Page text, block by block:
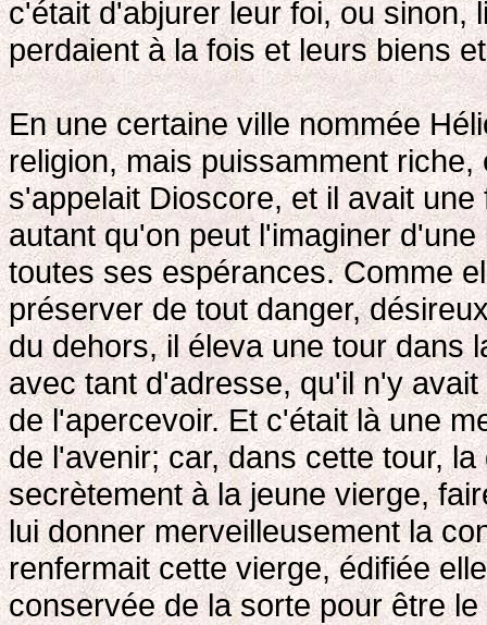
c'était d'abjurer leur foi, ou sinon,
perdaient à la fois et leurs biens
En une certaine ville nommée
religion, mais puissamment
s'appelait Dioscore, et il avait
autant qu'on peut l'imaginer
toutes ses espérances. Comme
préserver de tout danger,
du dehors, il éleva une tour dans
avec tant d'adresse, qu'il n'y
de l'apercevoir. Et c'était là une
de l'avenir; car, dans cette tour,
secrètement à la jeune vierge,
lui donner merveilleusement la
renfermait cette vierge, édifiée
conservée de la sorte pour être